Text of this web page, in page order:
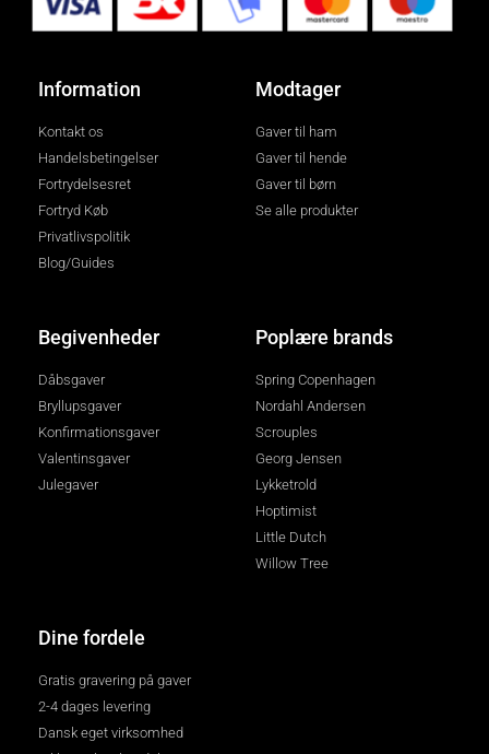
Information
Kontakt os
Handelsbetingelser
Fortrydelsesret
Fortryd Køb
Privatlivspolitik
Blog/Guides
Modtager
Gaver til ham
Gaver til hende
Gaver til børn
Se alle produkter
Begivenheder
Dåbsgaver
Bryllupsgaver
Konfirmationsgaver
Valentinsgaver
Julegaver
Poplære brands
Spring Copenhagen
Nordahl Andersen
Scrouples
Georg Jensen
Lykketrold
Hoptimist
Little Dutch
Willow Tree
Dine fordele
Gratis gravering på gaver
2-4 dages levering
Dansk eget virksomhed